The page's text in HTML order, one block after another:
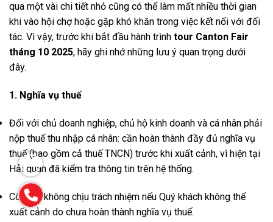
qua một vài chi tiết nhỏ cũng có thể làm mất nhiều thời gian
khi vào hội chợ hoặc gặp khó khăn trong việc kết nối với đối
tác. Vì vậy, trước khi bắt đầu hành trình tour Canton Fair
tháng 10 2025, hãy ghi nhớ những lưu ý quan trọng dưới
đây.
1. Nghĩa vụ thuế
Đối với chủ doanh nghiệp, chủ hộ kinh doanh và cá nhân phải
nộp thuế thu nhập cá nhân: cần hoàn thành đầy đủ nghĩa vụ
thuế (bao gồm cả thuế TNCN) trước khi xuất cảnh, vì hiện tại
Hải quan đã kiểm tra thông tin trên hệ thống.
Công ty không chịu trách nhiệm nếu Quý khách không thể
xuất cảnh do chưa hoàn thành nghĩa vụ thuế.